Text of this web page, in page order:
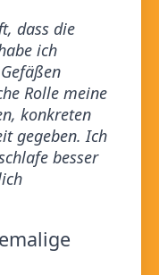
dass die
ich
Rolle meine
konkreten
gegeben. Ich
besser